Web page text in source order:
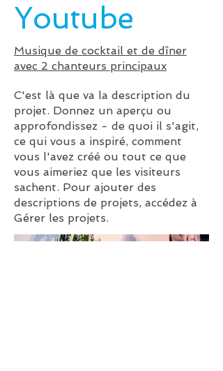
Youtube
Musique de cocktail et de dîner
avec 2 chanteurs principaux
C'est là que va la description du
projet. Donnez un aperçu ou
approfondissez - de quoi il s'agit,
ce qui vous a inspiré, comment
vous l'avez créé ou tout ce que
vous aimeriez que les visiteurs
sachent. Pour ajouter des
descriptions de projets, accédez à
Gérer les projets.